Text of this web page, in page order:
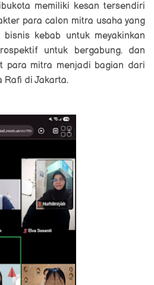
memiliki kesan tersendiri
para calon mitra usaha yang
kebab untuk meyakinkan
untuk bergabung. dan
para mitra menjadi bagian dari
Rafi di Jakarta.